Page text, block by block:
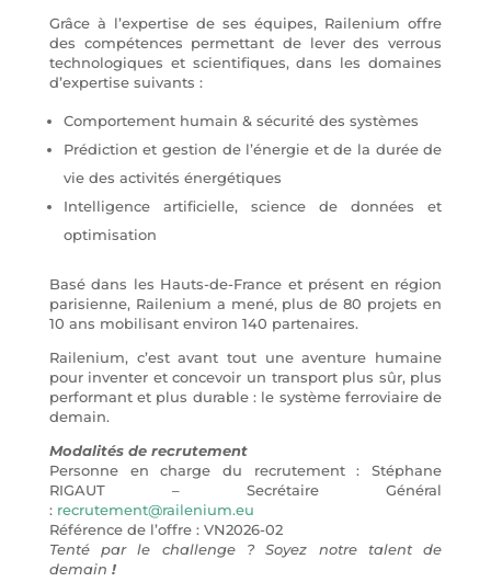
Grâce à l’expertise de ses équipes, Railenium offre
des compétences permettant de lever des verrous
technologiques et scientifiques, dans les domaines
d’expertise suivants :
Comportement humain & sécurité des systèmes
Prédiction et gestion de l’énergie et de la durée de
vie des activités énergétiques
Intelligence artificielle, science de données et
optimisation
Basé dans les Hauts-de-France et présent en région
parisienne, Railenium a mené, plus de 80 projets en
10 ans mobilisant environ 140 partenaires.
Railenium, c’est avant tout une aventure humaine
pour inventer et concevoir un transport plus sûr, plus
performant et plus durable : le système ferroviaire de
demain.
Modalités de recrutement
Personne en charge du recrutement : Stéphane
RIGAUT – Secrétaire Général
: recrutement@railenium.eu
Référence de l’offre : VN2026-02
Tenté par le challenge ? Soyez notre talent de
demain !